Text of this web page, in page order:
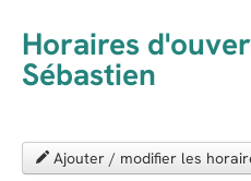
Horaires
Sébastien
Ajouter / modifier les